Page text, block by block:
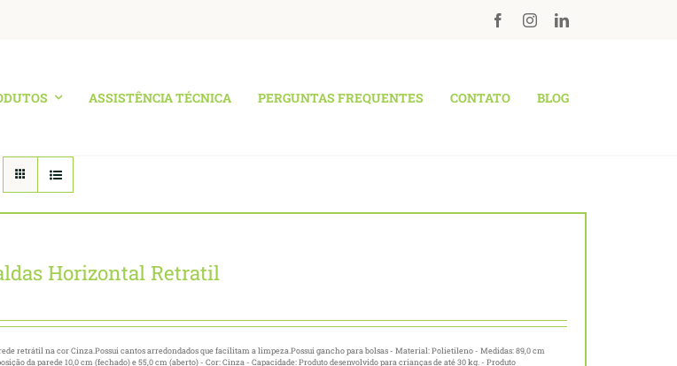
ASSISTÊNCIA TÉCNICA PERGUNTAS FREQUENTES CONTATO BLOG
Horizontal Retratil
retrátil na cor Cinza.Possui cantos arredondados que facilitam a limpeza.Possui gancho para bolsas - Material: Polietileno - Medidas: 89,0 cm
da parede 10,0 cm (fechado) e 55,0 cm (aberto) - Cor: Cinza - Capacidade: Produto desenvolvido para crianças de até 30 kg. - Produto